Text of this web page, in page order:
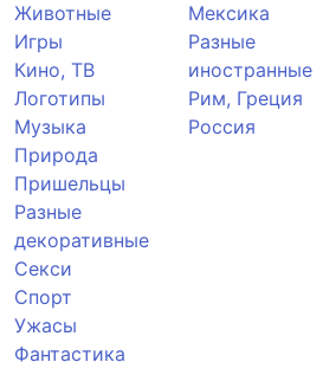
Животные
Игры
Кино, ТВ
Логотипы
Музыка
Природа
Пришельцы
Разные
декоративные
Секси
Спорт
Ужасы
Фантастика
Мексика
Разные
иностранные
Рим, Греция
Россия